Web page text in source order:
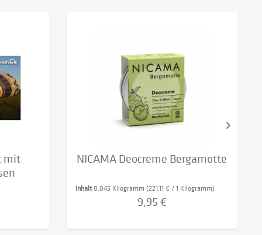
mit
NICAMA Deocreme Bergamotte
Inhalt0.045 Kilogramm (221,11 € / 1 Kilogramm)
9,95 €